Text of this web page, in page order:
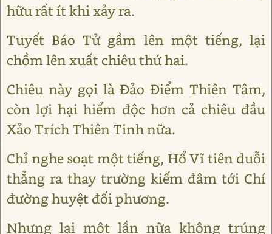
hữu rất ít khi xảy ra.
Tuyết Báo Tử gầm lên một tiếng, lại
chồm lên xuất chiêu thứ hai.
Chiêu này gọi là Đảo Điểm Thiên Tâm,
còn lợi hại hiểm độc hơn cả chiêu đầu
Xảo Trích Thiên Tinh nữa.
Chỉ nghe soạt một tiếng, Hổ Vĩ tiên duỗi
thẳng ra thay trường kiếm đâm tới Chí
đường huyệt đối phương.
Nhưng lại một lần nữa không trúng